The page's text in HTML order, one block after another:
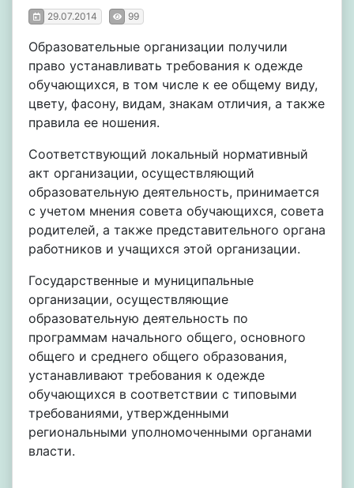
29.07.2014 99
Образовательные организации получили
право устанавливать требования к одежде
обучающихся, в том числе к ее общему виду,
цвету, фасону, видам, знакам отличия, а также
правила ее ношения.
Соответствующий локальный нормативный
акт организации, осуществляющий
образовательную деятельность, принимается
с учетом мнения совета обучающихся, совета
родителей, а также представительного органа
работников и учащихся этой организации.
Государственные и муниципальные
организации, осуществляющие
образовательную деятельность по
программам начального общего, основного
общего и среднего общего образования,
устанавливают требования к одежде
обучающихся в соответствии с типовыми
требованиями, утвержденными
региональными уполномоченными органами
власти.